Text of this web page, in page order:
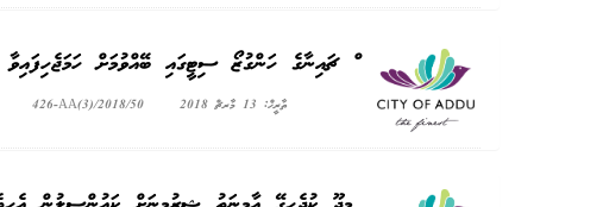
ޗައިނާގެ ހަންގުޒޯ ސިޓީގައި ބޭއްވުމަށް
ތާރީޚް: 13 މާރޗް 2018 426-AA(3)/2018/50